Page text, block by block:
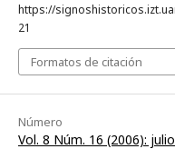
https://
21
Formatos de citación
Número
Vol. 8 Núm. 16 (2006):